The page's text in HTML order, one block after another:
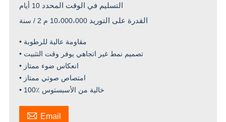
التسليم في الوقت المحدد10 أيام
القدرة على التوريد10،000،000 م 2 / سنة
• مقاومة عالية للرطوبة
• تصميم نمط غير اتجاهي يوفر وقت التثبيت
• انعكاس ضوء ممتاز
• امتصاص صوتي ممتاز
• 100٪ خالية من الأسبستوس
 Email